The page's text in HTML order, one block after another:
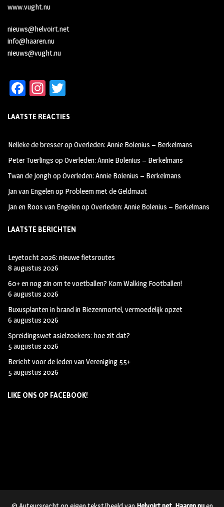
www.vught.nu
nieuws@helvoirt.net
info@haaren.nu
nieuws@vught.nu
Fa
b
oo
k
In
ag
m
tt
LAATSTE REACTIES
Nelleke de bresseropOverleden: Annie Bolenius – Berkelmans
Peter Tuerlings opOverleden: Annie Bolenius – Berkelmans
Twan de JonghopOverleden: Annie Bolenius – Berkelmans
Jan van Engelenop Probleem met de Geldmaat
Jan en Roos van EngelenopOverleden: Annie Bolenius – Berkelmans
LAATSTE BERICHTEN
Leyetocht 2026: nieuwe fietsroutes
8 augustus 2026
60+ en nog zin om te voetballen? Kom Walking Footballen!
6 augustus 2026
Buxusplanten in brand in Biezenmortel, vermoedelijk opzet
6 augustus 2026
Spreidingswet asielzoekers: hoe zit dat?
5 augustus 2026
Bericht voor de leden van Vereniging 55+
5 augustus 2026
LIKE ONS OP FACEBOOK!